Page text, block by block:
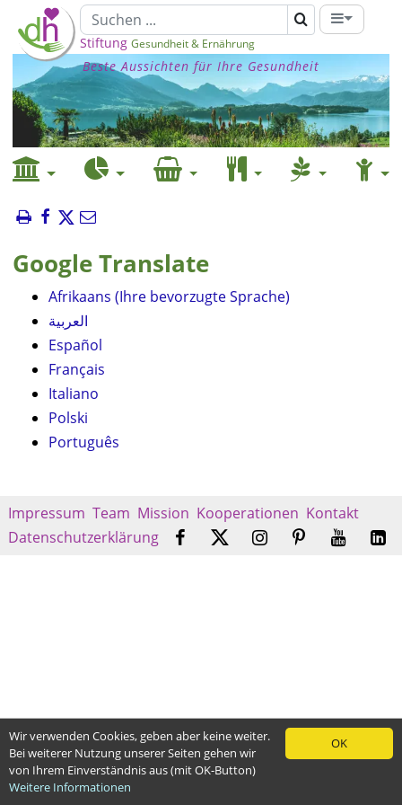
Stiftung Gesundheit & Ernährung
Beste Aussichten für Ihre Gesundheit
Google Translate
Afrikaans (Ihre bevorzugte Sprache)
العربية
Español
Français
Italiano
Polski
Português
Impressum Team Mission Kooperationen Kontakt
Datenschutzerklärung
OK
Wir verwenden Cookies, geben aber keine weiter.
Bei weiterer Nutzung unserer Seiten gehen wir
von Ihrem Einverständnis aus (mit OK-Button)
Weitere Informationen